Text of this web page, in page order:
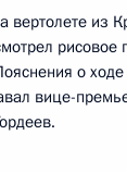
вертолете из
рисовое
о
вице-